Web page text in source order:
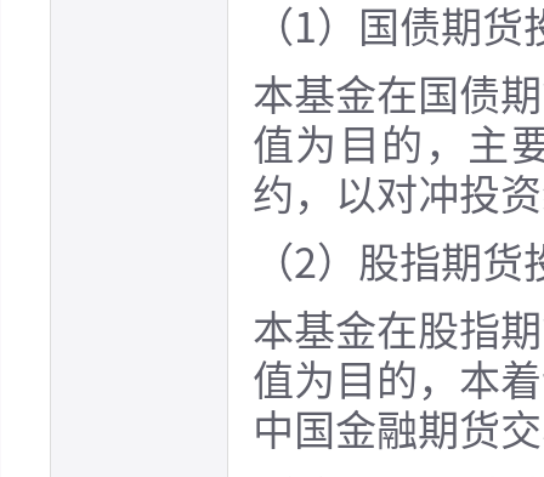
（1）国债期货
本基金在国债
值为目的，主
约，以对冲投
（2）股指期货
本基金在股指
值为目的，本
中国金融期货